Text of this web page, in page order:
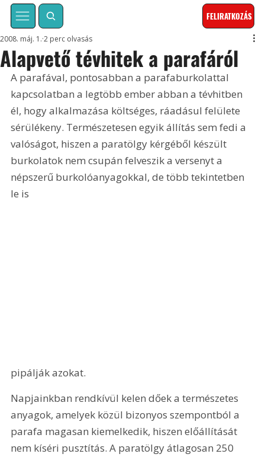
FELIRATKOZÁS
Alapvető tévhitek a parafáról
2008. máj. 1. 2 perc olvasás
A parafával, pontosabban a parafaburkolattal
kapcsolatban a legtöbb ember abban a tévhitben
él, hogy alkalmazása költséges, ráadásul felülete
sérülékeny. Természetesen egyik állítás sem fedi a
valóságot, hiszen a paratölgy kérgéből készült
burkolatok nem csupán felveszik a versenyt a
népszerű burkolóanyagokkal, de több tekintetben
le is
pipálják azokat.
Napjainkban rendkívül kelen dőek a természetes
anyagok, amelyek közül bizonyos szempontból a
parafa magasan kiemelkedik, hiszen előállítását
nem kíséri pusztítás. A paratölgy átlagosan 250